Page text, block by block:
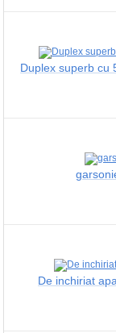
Duplex superb cu
De inchiriat